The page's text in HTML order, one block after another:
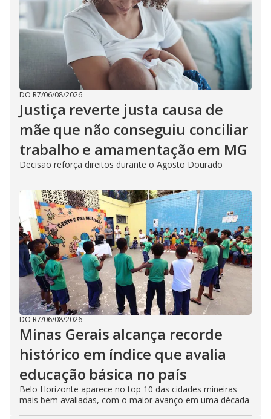
DO R7/06/08/2026
Justiça reverte justa causa de
mãe que não conseguiu conciliar
trabalho e amamentação em MG
Decisão reforça direitos durante o Agosto Dourado
DO R7/06/08/2026
Minas Gerais alcança recorde
histórico em índice que avalia
educação básica no país
Belo Horizonte aparece no top 10 das cidades mineiras
mais bem avaliadas, com o maior avanço em uma década